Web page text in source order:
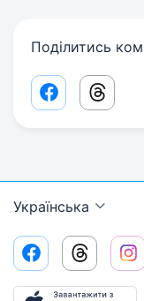
Поділитись
Facebook
Українська